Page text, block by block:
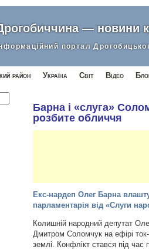
— новини
портал
район Україна Світ Відео
Барна і «слуга»
розбите обличчя
Екс-нардеп Олег Барна
парламентарія від «Слуги
Колишній народний депутат
Дмитром Соломчук на ефірі
землі. Конфлікт стався під